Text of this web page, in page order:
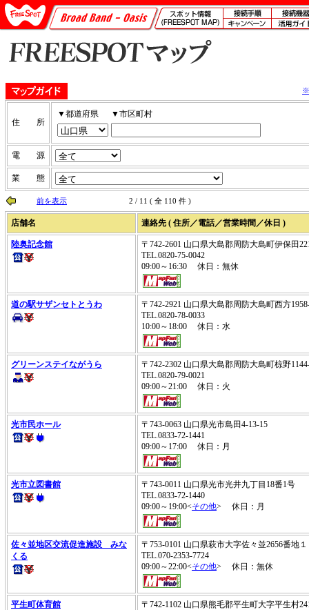
※
住 所
▼都道府県 ▼市区町村
電 源
業 態
前を表示 2 / 11 ( 全 110 件 )
店舗名 連絡先 ( 住所／電話／営業時間／休日 )
陸奥記念館
〒742-2601 山口県大島郡周防大島町伊保田
TEL.0820-75-0042
09:00～16:30 休日：無休
道の駅サザンセトとうわ
〒742-2921 山口県大島郡周防大島町西方
TEL.0820-78-0033
10:00～18:00 休日：水
グリーンステイながうら
〒742-2302 山口県大島郡周防大島町椋野
TEL.0820-79-0021
09:00～21:00 休日：火
光市民ホール
〒743-0063 山口県光市島田4-13-15
TEL.0833-72-1441
09:00～17:00 休日：月
光市立図書館
〒743-0011 山口県光市光井九丁目18番1号
TEL.0833-72-1440
09:00～19:00<その他> 休日：月
佐々並地区交流促進施設 みな
くる
〒753-0101 山口県萩市大字佐々並2656番地１
TEL.070-2353-7724
09:00～22:00<その他> 休日：無休
平生町体育館
〒742-1102 山口県熊毛郡平生町大字平生村